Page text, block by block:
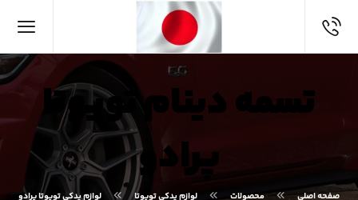
تسمه دینام تویوتا
پرادو
صفحه اصلی محصولات لوازم یدکی تویوتا لوازم یدکی تویوتا پرادو